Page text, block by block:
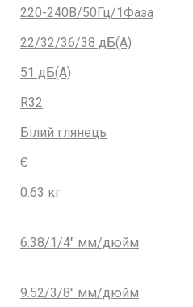
220-240В/50Гц/1Фаза
22/32/36/38 дБ(А)
51 дБ(А)
R32
Білий глянець
Є
0.63 кг
6.38/1/4" мм/дюйм
9.52/3/8" мм/дюйм